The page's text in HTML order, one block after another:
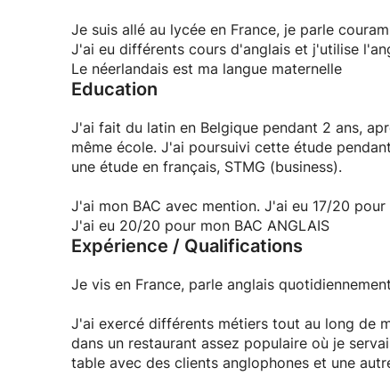
Je suis allé au lycée en France, je parle
J'ai eu différents cours d'anglais et j'utilise
Le néerlandais est ma langue maternelle
Education
J'ai fait du latin en Belgique pendant 2 ans,
même école. J'ai poursuivi cette étude
une étude en français, STMG (business).
J'ai mon BAC avec mention. J'ai eu 17/20 pour
J'ai eu 20/20 pour mon BAC ANGLAIS
Expérience / Qualifications
Je vis en France, parle anglais
J'ai exercé différents métiers tout au long de
dans un restaurant assez populaire où je
table avec des clients anglophones et une